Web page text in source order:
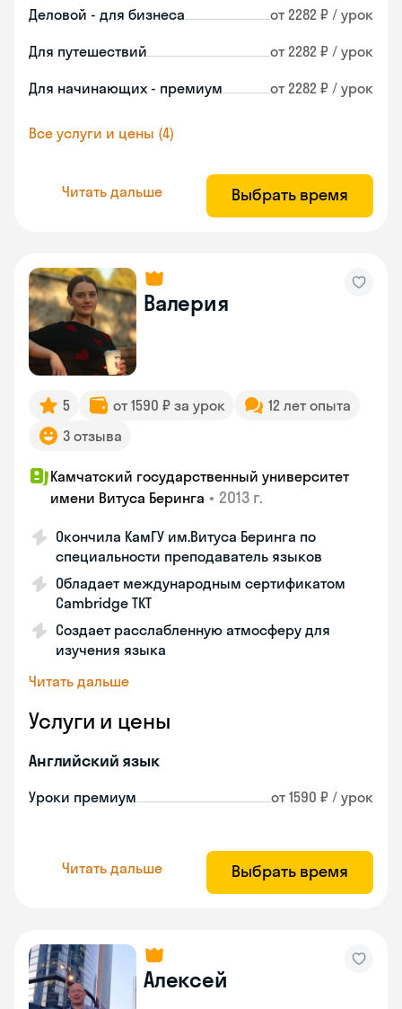
Деловой - для бизнеса от 2282 ₽ / урок
Для путешествий от 2282 ₽ / урок
Для начинающих - премиум от 2282 ₽ / урок
Все услуги и цены (4)
Читать дальше Выбрать время
Валерия
5 от 1590 ₽ за урок
12 лет опыта
3 отзыва
Камчатский государственный университет
имени Витуса Беринга • 2013 г.
Окончила КамГУ им.Витуса Беринга по
специальности преподаватель языков
Обладает международным сертификатом
Cambridge TKT
Создает расслабленную атмосферу для
изучения языка
Читать дальше
Услуги и цены
Английский язык
Уроки премиум от 1590 ₽ / урок
Читать дальше Выбрать время
Алексей